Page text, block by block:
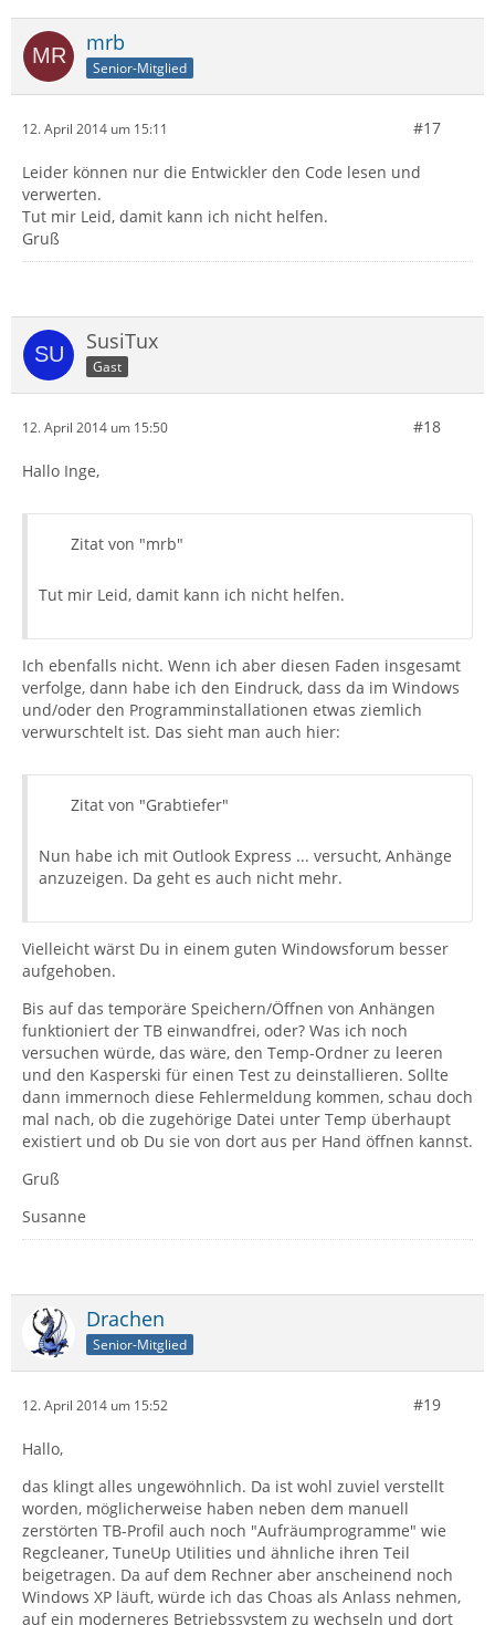
mrb
Senior-Mitglied
12. April 2014 um 15:11 #17
Leider können nur die Entwickler den Code lesen und
verwerten.
Tut mir Leid, damit kann ich nicht helfen.
Gruß
SusiTux
Gast
12. April 2014 um 15:50 #18
Hallo Inge,
Zitat von "mrb"
Tut mir Leid, damit kann ich nicht helfen.
Ich ebenfalls nicht. Wenn ich aber diesen Faden insgesamt
verfolge, dann habe ich den Eindruck, dass da im Windows
und/oder den Programminstallationen etwas ziemlich
verwurschtelt ist. Das sieht man auch hier:
Zitat von "Grabtiefer"
Nun habe ich mit Outlook Express ... versucht, Anhänge
anzuzeigen. Da geht es auch nicht mehr.
Vielleicht wärst Du in einem guten Windowsforum besser
aufgehoben.
Bis auf das temporäre Speichern/Öffnen von Anhängen
funktioniert der TB einwandfrei, oder? Was ich noch
versuchen würde, das wäre, den Temp-Ordner zu leeren
und den Kasperski für einen Test zu deinstallieren. Sollte
dann immernoch diese Fehlermeldung kommen, schau doch
mal nach, ob die zugehörige Datei unter Temp überhaupt
existiert und ob Du sie von dort aus per Hand öffnen kannst.
Gruß
Susanne
Drachen
Senior-Mitglied
12. April 2014 um 15:52 #19
Hallo,
das klingt alles ungewöhnlich. Da ist wohl zuviel verstellt
worden, möglicherweise haben neben dem manuell
zerstörten TB-Profil auch noch "Aufräumprogramme" wie
Regcleaner, TuneUp Utilities und ähnliche ihren Teil
beigetragen. Da auf dem Rechner aber anscheinend noch
Windows XP läuft, würde ich das Choas als Anlass nehmen,
auf ein moderneres Betriebssystem zu wechseln und dort